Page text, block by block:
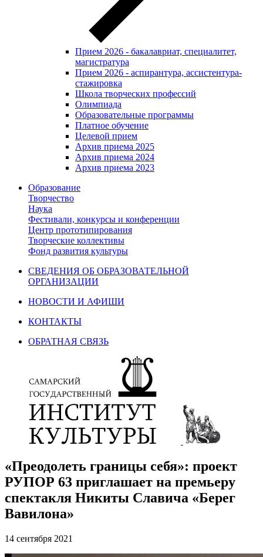
Прием 2026 - бакалавриат, специалитет,
магистратура
Прием 2026 - аспирантура, ассистентура-
стажировка
Школа творческих профессий
Олимпиада
Образовательные программы
Платное обучение
Целевой прием
Архив приема 2025
Архив приема 2024
Архив приема 2023
Образование
Творчество
Наука
Фестивали, конкурсы и конференции
Центр прототипирования
Творческие коллективы
Фонд развития культуры
СВЕДЕНИЯ ОБ ОБРАЗОВАТЕЛЬНОЙ
ОРГАНИЗАЦИИ
НОВОСТИ И АФИШИ
КОНТАКТЫ
ОБРАТНАЯ СВЯЗЬ
«Преодолеть границы себя»: проект
РУПОР 63 приглашает на премьеру
спектакля Никиты Славича «Берег
Вавилона»
14 сентября 2021